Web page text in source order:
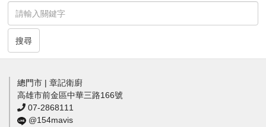
搜尋
總門市 | 章記衛廚
高雄市前金區中華三路166號
07-2868111
@154mavis